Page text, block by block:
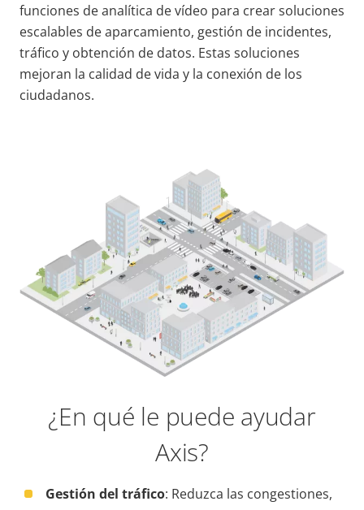
funciones de analítica de vídeo para crear soluciones
escalables de aparcamiento, gestión de incidentes,
tráfico y obtención de datos. Estas soluciones
mejoran la calidad de vida y la conexión de los
ciudadanos.
¿En qué le puede ayudar
Axis?
Gestión del tráfico: Reduzca las congestiones,